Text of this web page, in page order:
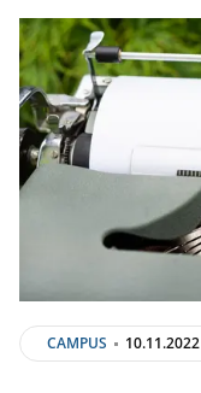
CAMPUS 10.11.2022